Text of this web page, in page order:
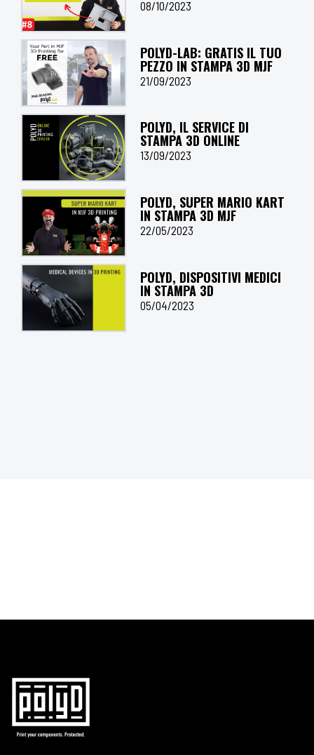
08/10/2023
POLYD-LAB: GRATIS IL TUO
PEZZO IN STAMPA 3D MJF
21/09/2023
POLYD, IL SERVICE DI
STAMPA 3D ONLINE
13/09/2023
POLYD, SUPER MARIO KART
IN STAMPA 3D MJF
22/05/2023
POLYD, DISPOSITIVI MEDICI
IN STAMPA 3D
05/04/2023